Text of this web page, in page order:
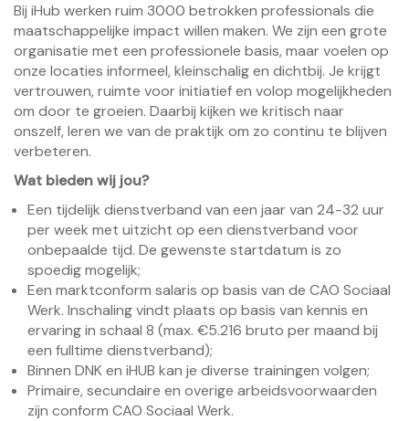
Bij iHub werken ruim 3000 betrokken professionals die
maatschappelijke impact willen maken. We zijn een grote
organisatie met een professionele basis, maar voelen op
onze locaties informeel, kleinschalig en dichtbij. Je krijgt
vertrouwen, ruimte voor initiatief en volop mogelijkheden
om door te groeien. Daarbij kijken we kritisch naar
onszelf, leren we van de praktijk om zo continu te blijven
verbeteren.
Wat bieden wij jou?
Een tijdelijk dienstverband van een jaar van 24-32 uur
per week met uitzicht op een dienstverband voor
onbepaalde tijd. De gewenste startdatum is zo
spoedig mogelijk;
Een marktconform salaris op basis van de CAO Sociaal
Werk. Inschaling vindt plaats op basis van kennis en
ervaring in schaal 8 (max. €5.216 bruto per maand bij
een fulltime dienstverband);
Binnen DNK en iHUB kan je diverse trainingen volgen;
Primaire, secundaire en overige arbeidsvoorwaarden
zijn conform CAO Sociaal Werk.